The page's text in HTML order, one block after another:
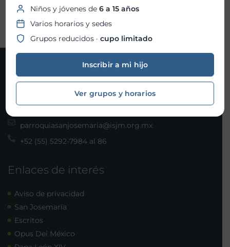
Contacto
Joaquín Gallo 101, Col. Santa Fe, Álvaro Obregón, C.P.
parroquiasanjosemaria@isjm.org.mx
+52 (55) 5292-7984 al 86
Enlaces de interés
Aviso de privacidad
San Josemaría
Escritos
Opus Dei México
Niños y jóvenes de6 a 15 años
Varios horarios y sedes
Grupos reducidos ·cupo limitado
Inscribir a mi hijo
Ver grupos y horarios